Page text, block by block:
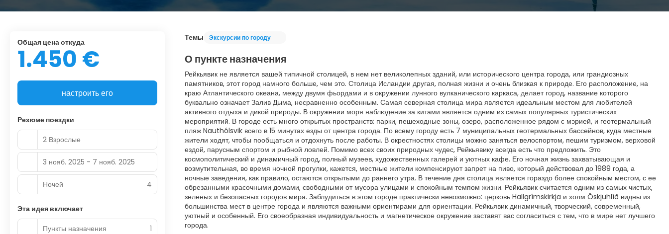
Темы Экскурсии по городу
О пункте назначения
Рейкьявик не является вашей типичной столицей, в нем нет великолепных зданий, или исторического центра города, или грандиозных
памятников, этот город намного больше, чем это. Столица Исландии другая, полная жизни и очень близкая к природе. Его расположение, на
краю Атлантического океана, между двумя фьордами и в окружении лунного вулканического каркаса, делает город, название которого
буквально означает Залив Дыма, несравненно особенным. Самая северная столица мира является идеальным местом для любителей
активного отдыха и дикой природы. В окружении моря наблюдение за китами является одним из самых популярных туристических
мероприятий. В городе есть много открытых пространств: парки, пешеходные зоны, озеро, расположенное рядом с мэрией, и геотермальный
пляж Nauthólsvik всего в 15 минутах езды от центра города. По всему городу есть 7 муниципальных геотермальных бассейнов, куда местные
жители ходят, чтобы пообщаться и отдохнуть после работы. В окрестностях столицы можно заняться велоспортом, пешим туризмом, верховой
ездой, парусным спортом и рыбной ловлей. Помимо всех своих природных чудес, Рейкьявику всегда есть что предложить. Это
космополитический и динамичный город, полный музеев, художественных галерей и уютных кафе. Его ночная жизнь захватывающая и
возмутительная, во время ночной прогулки, кажется, местные жители компенсируют запрет на пиво, который действовал до 1989 года, а
ночные заведения, как правило, остаются открытыми до раннего утра. В течение дня столица является гораздо более спокойным местом, с ее
обрезанными красочными домами, свободными от мусора улицами и спокойным темпом жизни. Рейкьявик считается одним из самых чистых,
зеленых и безопасных городов мира. Заблудиться в этом городе практически невозможно: церковь Hallgrímskirkja и холм Öskjuhlíð видны из
большинства мест в центре города и являются важными ориентирами для ориентации. Рейкьявик динамичный, творческий, современный,
уютный и особенный. Его своеобразная индивидуальность и магнетическое окружение заставят вас согласиться с тем, что в мире нет лучшего
города.
Общая цена откуда
1.450 €
настроить его
Резюме поездки
2 Взрослые
3 нояб. 2025 - 7 нояб. 2025
Ночей 4
Эта идея включает
Пункты назначения
1